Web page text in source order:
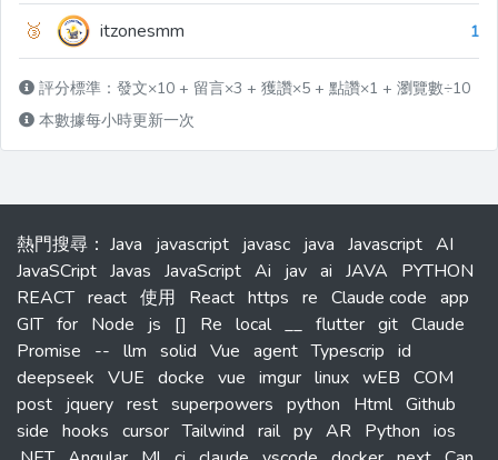
🥉 itzonesmm 1
評分標準：發文×10 + 留言×3 + 獲讚×5 + 點讚×1 + 瀏覽數÷10
本數據每小時更新一次
熱門搜尋 ： Java javascript javasc java Javascript AI
JavaSCript Javas JavaScript Ai jav ai JAVA
PYTHON
REACT react 使用 React https re Claude code app
GIT for Node js [] Re local __ flutter git Claude
Promise
-- llm solid Vue agent Typescrip id
deepseek VUE docke vue imgur linux wEB COM
post jquery rest superpowers python Html Github
side hooks cursor Tailwind rail py AR Python ios